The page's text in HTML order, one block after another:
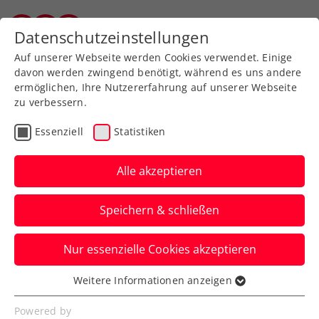
Förderung im Land
Vorarlberg
Land Vorarlberg - Bildungsprämie
Datenschutzeinstellungen
Auf unserer Webseite werden Cookies verwendet. Einige
davon werden zwingend benötigt, während es uns andere
ermöglichen, Ihre Nutzererfahrung auf unserer Webseite
zu verbessern.
Essenziell Statistiken
Alle akzeptieren
Speichern & schließen
Nur essenzielle Cookies akzeptieren
Essenziell
Essenzielle Cookies werden für grundlegende
Weitere Informationen anzeigen
Powered by